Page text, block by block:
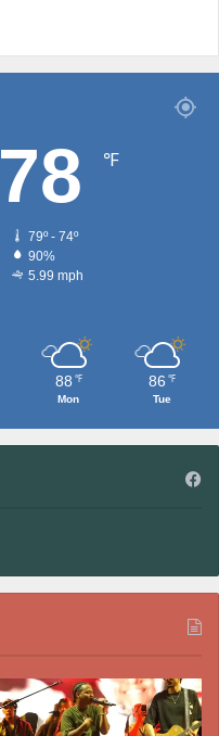
78 ℉
79º - 74º
90%
5.99 mph
88 ℉
Mon
86 ℉
Tue